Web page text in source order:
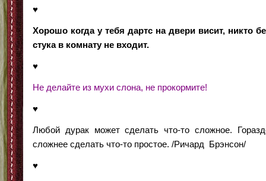
♥
Хорошо когда у тебя дартс на двери висит, никто
стука в комнату не входит.
♥
Не делайте из мухи слона, не прокормите!
♥
Любой дурак может сделать что-то сложное.
сложнее сделать что-то простое. /Ричард Брэнсон/
♥